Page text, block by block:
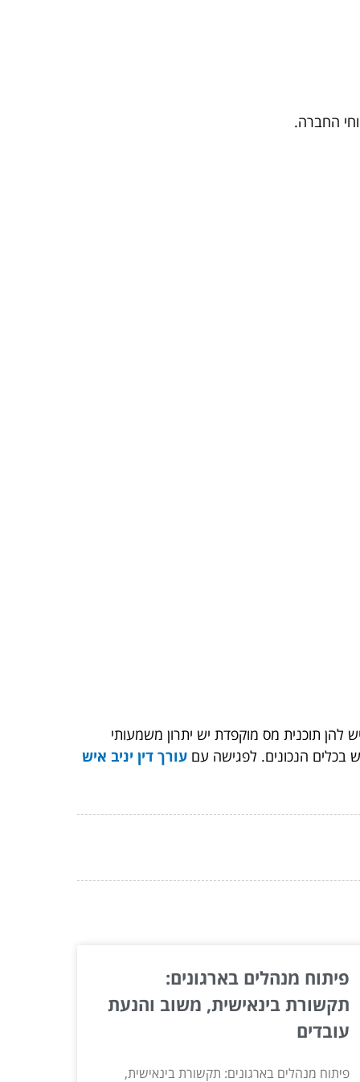
החברה.
להן תוכנית מס מוקפדת יש יתרון משמעותי
בכלים הנכונים. לפגישה עם עורך דין יניב איש
פיתוח מנהלים בארגונים:
תקשורת בינאישית, משוב והנעת
עובדים
פיתוח מנהלים בארגונים: תקשורת בינאישית,